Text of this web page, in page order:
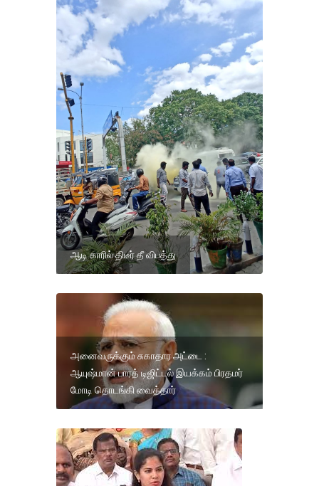
ஆடி காரில் திடீர் தீ விபத்து
அனைவருக்கும் சுகாதார அட்டை :
ஆயுஷ்மான் பாரத் டிஜிட்டல் இயக்கம் பிரதமர்
மோடி தொடங்கி வைத்தார்